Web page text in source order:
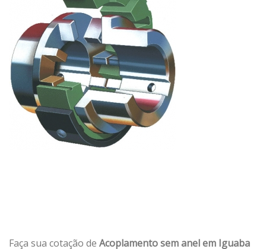
Faça sua cotação de Acoplamento sem anel em Iguaba